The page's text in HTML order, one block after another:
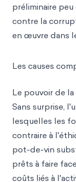
préliminaire
contre la
en œuvre dans
Les causes
Le pouvoir de
Sans surprise,
lesquelles les
contraire à
pot-de-vin
prêts à faire
coûts liés à